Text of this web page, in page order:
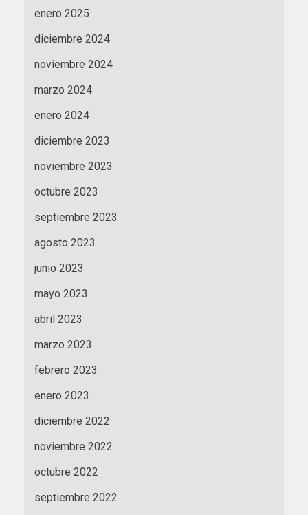
enero 2025
diciembre 2024
noviembre 2024
marzo 2024
enero 2024
diciembre 2023
noviembre 2023
octubre 2023
septiembre 2023
agosto 2023
junio 2023
mayo 2023
abril 2023
marzo 2023
febrero 2023
enero 2023
diciembre 2022
noviembre 2022
octubre 2022
septiembre 2022